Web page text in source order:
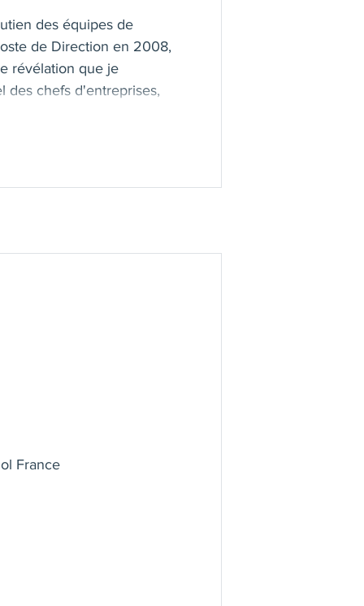
des équipes de
de Direction en 2008,
révélation que je
des chefs d'entreprises,
France